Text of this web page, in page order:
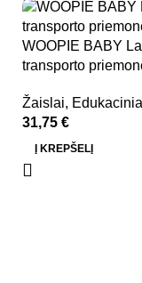
WOOPIE BABY
transporto
Žaislai,
31,75 €
Į KREPŠELĮ